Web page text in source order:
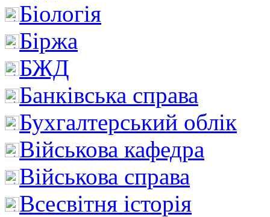
Біологія
Біржа
БЖД
Банківська справа
Бухгалтерський облік
Військова кафедра
Військова справа
Всесвітня історія